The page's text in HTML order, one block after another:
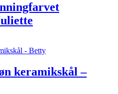
keramikskål –